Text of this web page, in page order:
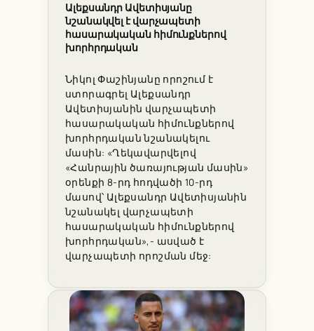
Ալեքսանդր Ավետիսյանը
նշանակվել է վարչապետի
հասարակական հիմունքներով
խորհրդական
Նիկոլ Փաշինյանը որոշում է
ստորագրել Ալեքսանդր
Ավետիսյանին վարչապետի
հասարակական հիմունքներով
խորհրդական նշանակելու
մասին: «Ղեկավարվելով
«Հանրային ծառայության մասին»
օրենքի 8-րդ հոդվածի 10-րդ
մասով՝ Ալեքսանդր Ավետիսյանին
նշանակել վարչապետի
հասարակական հիմունքներով
խորհրդական»,- ասված է
վարչապետի որոշման մեջ: